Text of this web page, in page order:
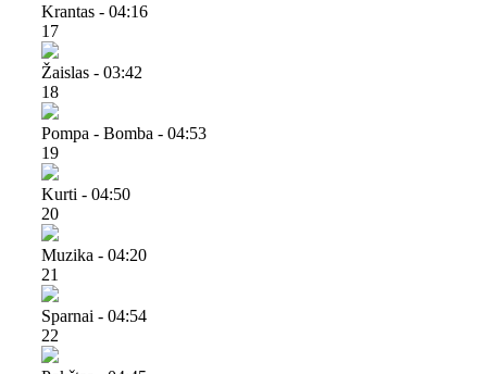
Krantas - 04:16
17
Žaislas - 03:42
18
Pompa - Bomba - 04:53
19
Kurti - 04:50
20
Muzika - 04:20
21
Sparnai - 04:54
22